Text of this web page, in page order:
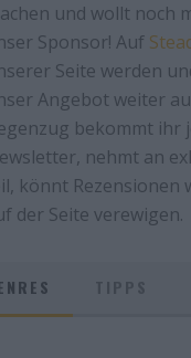
und wollt noch
Sponsor! Auf
Seite werden
Angebot weiter
bekommt ihr
nehmt an
könnt Rezensionen
der Seite verewigen.